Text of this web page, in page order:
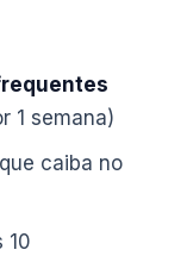
1 semana)
que caiba no
10